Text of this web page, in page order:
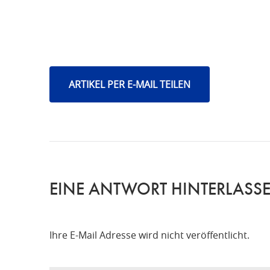
ARTIKEL PER E-MAIL TEILEN
EINE ANTWORT
Ihre E-Mail Adresse wird nicht veröffentlicht.